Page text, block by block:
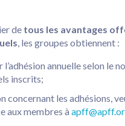
de tous les avantages
, les groupes obtiennent :
l’adhésion annuelle selon le
inscrits;
concernant les adhésions,
aux membres à